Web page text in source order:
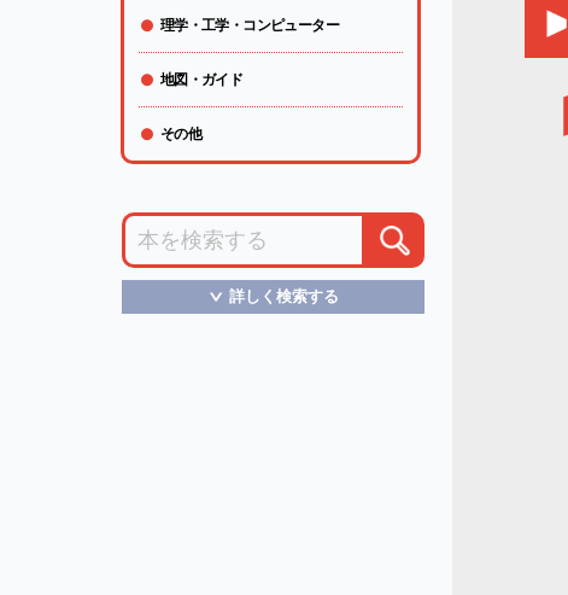
理学・工学・コンピューター
地図・ガイド
その他
＞詳しく検索する